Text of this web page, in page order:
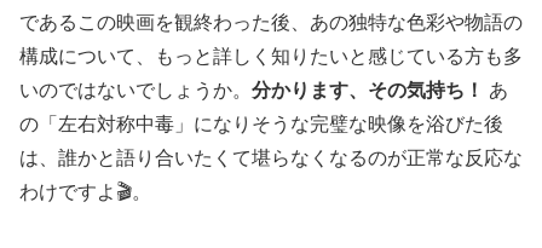
であるこの映画を観終わった後、あの独特な色彩や物語の
構成について、もっと詳しく知りたいと感じている方も多
いのではないでしょうか。 分かります、その気持ち！
あ
の「左右対称中毒」になりそうな完璧な映像を浴びた後
は、誰かと語り合いたくて堪らなくなるのが正常な反応な
わけですよ🎬。